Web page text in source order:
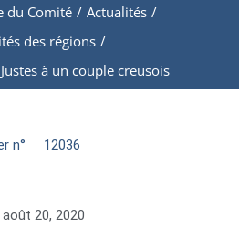
du Comité / Actualités /
des régions /
à un couple creusois
n° 12036
août 20, 2020